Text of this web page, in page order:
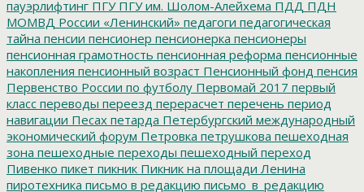
пауэрлифтинг ПГУПГУ им. Шолом-Алейхема ПДД ПДН
МОМВД России «Ленинский» педагоги педагогическая
тайна пенсии пенсионер пенсионерка пенсионеры
пенсионная грамотность пенсионная реформа пенсионные
накопления пенсионный возраст Пенсионный фонд пенсия
Первенство России по футболу Первомай 2017 первый
класс переводы переезд перерасчет перечень период
навигации Песах петарда Петербургский международный
экономический форум Петровка петрушкова пешеходная
зона пешеходные переходы пешеходный переход
Пивенко пикет пикник Пикник на площади Ленина
пиротехника письмо в редакцию письмо_в_редакцию